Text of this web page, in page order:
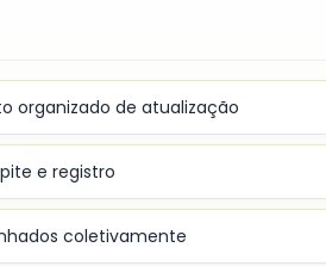
organizado de atualização
e registro
coletivamente